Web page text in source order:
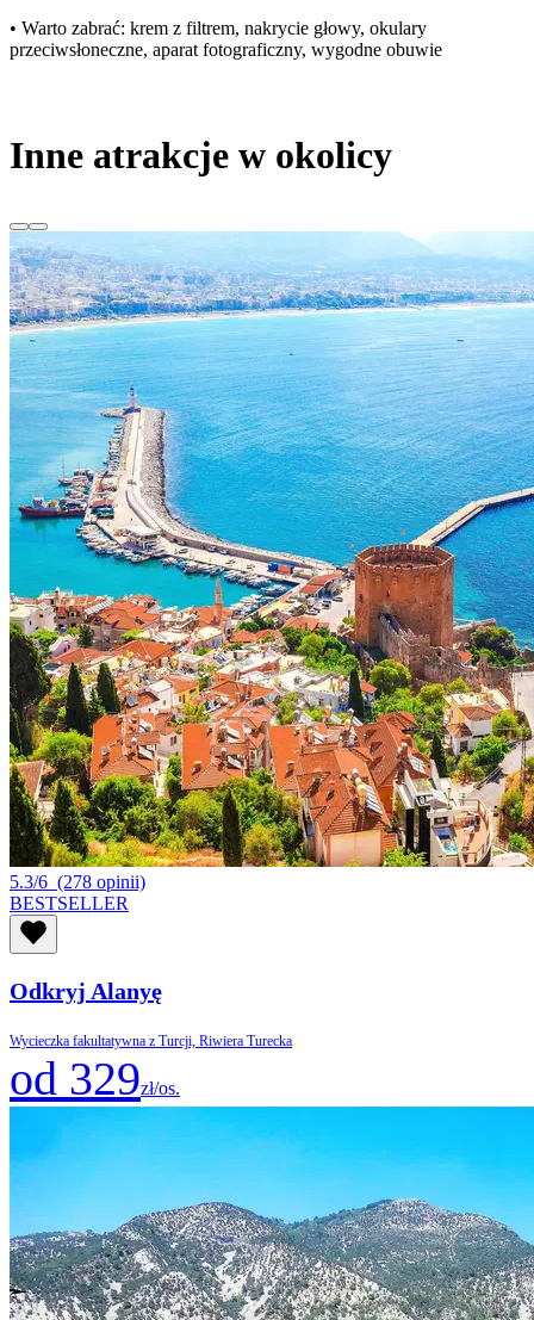
• Warto zabrać: krem z filtrem, nakrycie głowy, okulary
przeciwsłoneczne, aparat fotograficzny, wygodne obuwie
Inne atrakcje w okolicy
5.3/6 (278 opinii)
BESTSELLER
Odkryj Alanyę
Wycieczka fakultatywna z Turcji, Riwiera Turecka
od 329zł/os.